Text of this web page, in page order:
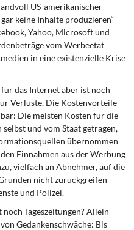
US-amerikanischer
keine Inhalte produzieren“
Yahoo, Microsoft und
vom Werbeetat
in eine existenzielle Krise
das Internet aber ist noch
Verluste. Die Kostenvorteile
Die meisten Kosten für die
und vom Staat getragen,
übernommen
Einnahmen aus der Werbung
vielfach an Abnehmer, auf die
nicht zurückgreifen
und Polizei.
Tageszeitungen? Allein
Gedankenschwäche: Bis